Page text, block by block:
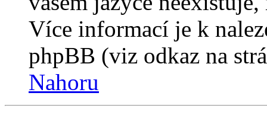
Více informací je k
phpBB (viz odkaz na
Nahoru